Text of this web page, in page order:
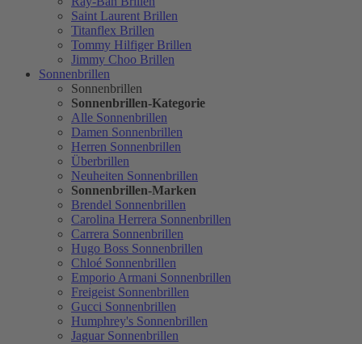
Saint Laurent Brillen
Titanflex Brillen
Tommy Hilfiger Brillen
Jimmy Choo Brillen
Sonnenbrillen
Sonnenbrillen
Sonnenbrillen-Kategorie
Alle Sonnenbrillen
Damen Sonnenbrillen
Herren Sonnenbrillen
Überbrillen
Neuheiten Sonnenbrillen
Sonnenbrillen-Marken
Brendel Sonnenbrillen
Carolina Herrera Sonnenbrillen
Carrera Sonnenbrillen
Hugo Boss Sonnenbrillen
Chloé Sonnenbrillen
Emporio Armani Sonnenbrillen
Freigeist Sonnenbrillen
Gucci Sonnenbrillen
Humphrey's Sonnenbrillen
Jaguar Sonnenbrillen